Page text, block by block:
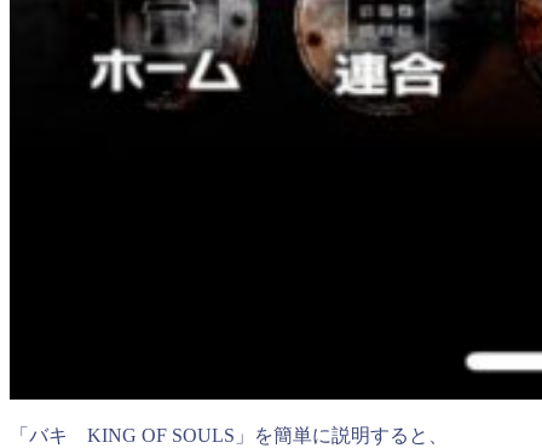
「バキ KING OF SOULS」を簡単に説明すると、